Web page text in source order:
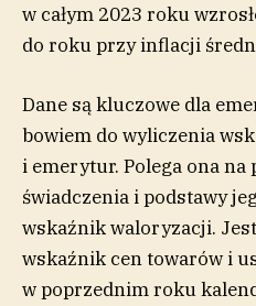
w całym 2023 roku
do roku przy inflacji
Dane są kluczowe dla
bowiem do wyliczenia
i emerytur. Polega ona
świadczenia i podstawy
wskaźnik waloryzacji.
wskaźnik cen towarów i
w poprzednim roku